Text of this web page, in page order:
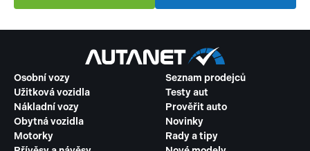
Osobní vozy
Užitková vozidla
Nákladní vozy
Obytná vozidla
Motorky
Seznam prodejců
Testy aut
Prověřit auto
Novinky
Rady a tipy